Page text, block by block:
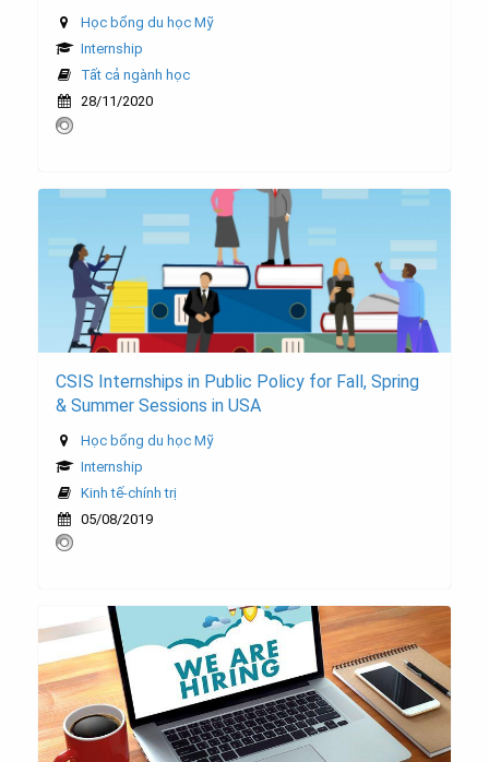
Học bổng du học Mỹ
Internship
Tất cả ngành học
28/11/2020
CSIS Internships in Public Policy for Fall, Spring
& Summer Sessions in USA
Học bổng du học Mỹ
Internship
Kinh tế-chính trị
05/08/2019